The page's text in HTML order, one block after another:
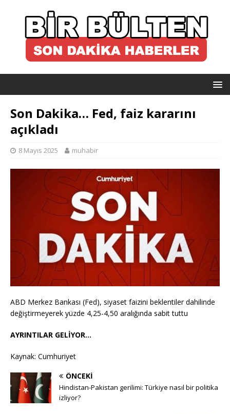
Son Dakika… Fed, faiz kararını
açıkladı
8 Mayıs 2025 muhabir
ABD Merkez Bankası (Fed), siyaset faizini beklentiler dahilinde
değiştirmeyerek yüzde 4,25-4,50 aralığında sabit tuttu
AYRINTILAR GELİYOR…
Kaynak: Cumhuriyet
ÖNCEKI
Hindistan-Pakistan gerilimi: Türkiye nasıl bir politika
izliyor?